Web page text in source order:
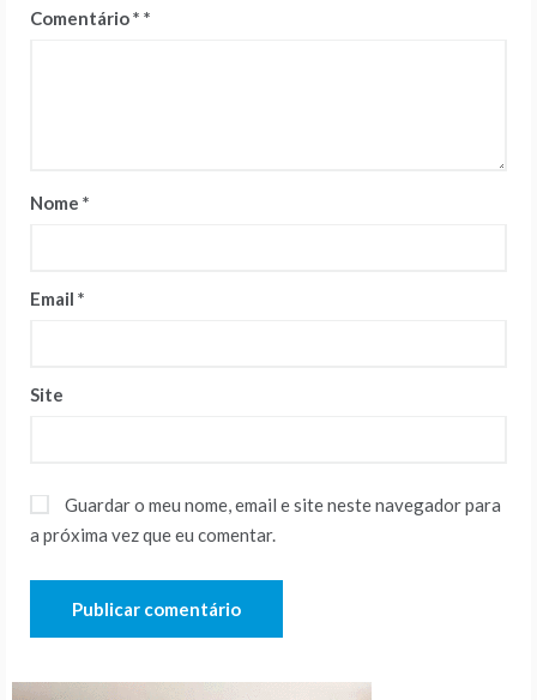
Comentário*
Nome *
Email *
Site
Guardar o meu nome, email e site neste navegador para
a próxima vez que eu comentar.